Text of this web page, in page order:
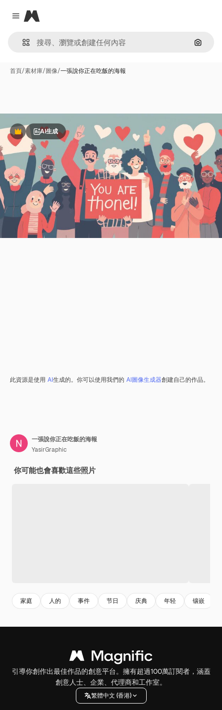
Close menu
Magnific
通過圖
首頁/素材庫/圖像/一張說你正在吃飯的海報
PremiumAI生成
此資源是使用 AI生成的。你可以使用我們的 AI圖像生成器創建自己的作品。
一張說你正在吃飯的海報
YasirGraphic
你可能也會喜歡這些照片
家庭 人的 事件 节日 庆典 年轻 镶嵌
引導你創作出最佳作品的創意平台。擁有超過100萬訂閱者，涵蓋
創意人士、企業、代理商和工作室。
繁體中文 (香港)